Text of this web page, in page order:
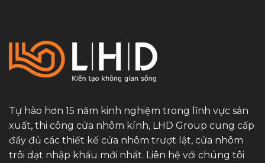
Tự hào hơn 15 năm kinh nghiệm trong lĩnh vực sản
xuất, thi công cửa nhôm kính, LHD Group cung cấp
đầy đủ các thiết kế cửa nhôm trượt lật, cửa nhôm
trôi dạt nhập khẩu mới nhất. Liên hệ với chúng tôi